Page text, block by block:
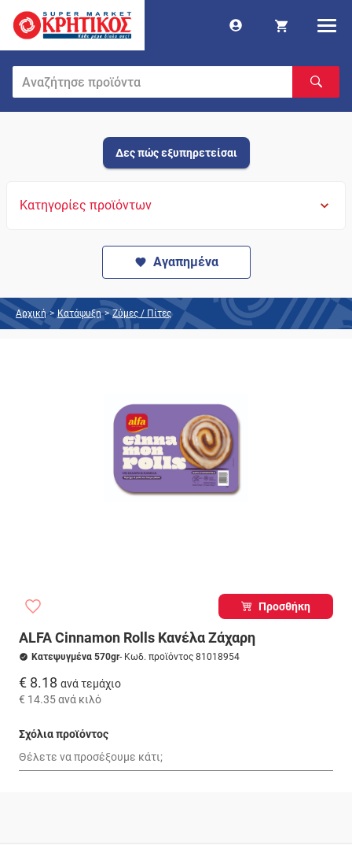
Δες πώς εξυπηρετείσαι
Κατηγορίες προϊόντων
Αγαπημένα
Αρχική > Κατάψυξη > Ζύμες / Πίτες
Προσθήκη
ALFA Cinnamon Rolls Κανέλα Ζάχαρη
Κατεψυγμένα 570gr- Κωδ. προϊόντος 81018954
€ 8.18 ανά τεμάχιο
€ 14.35ανά κιλό
Σχόλια προϊόντος